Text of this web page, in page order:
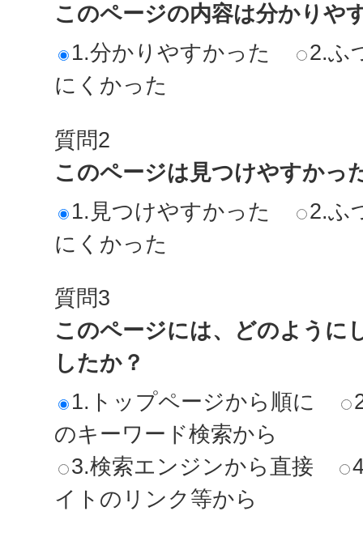
このページの内容は分かりや
1.分かりやすかった
2.ふ
にくかった
質問2
このページは見つけやすかっ
1.見つけやすかった
2.ふ
にくかった
質問3
このページには、どのように
したか？
1.トップページから順に
のキーワード検索から
3.検索エンジンから直接
イトのリンク等から